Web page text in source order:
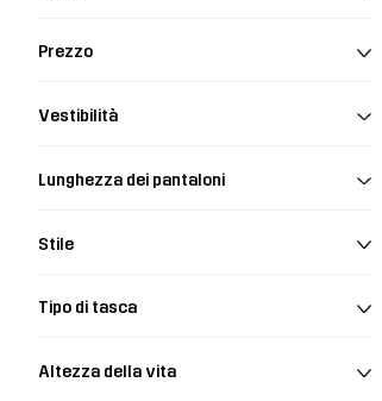
Prezzo
Vestibilità
Lunghezza dei pantaloni
Stile
Tipo di tasca
Altezza della vita